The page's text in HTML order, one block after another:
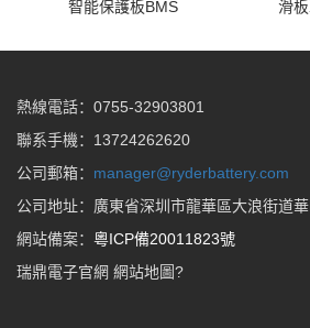
智能保護板BMS
滑
熱線電話：0755-32903801
聯系手機：13724262620
公司郵箱： manager@ryderbattery.com
公司地址：廣東省深圳市龍華區大浪街道
網站備案： 粵ICP備20011823號
瑞鼎電子官網 網站地圖?